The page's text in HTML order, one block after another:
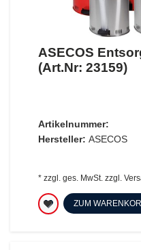
ASECOS
(Art.Nr: 23159)
Artikelnummer:
Hersteller: ASECOS
* zzgl. ges. MwSt. zzgl.
ZUM